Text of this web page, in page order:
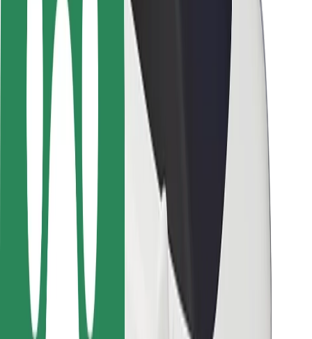
Bezpečnosť cestujúcich
Bezpečnosť vodičov
Bezpečnosť na kolobežkách
Bezpečnostný lab
Mestá
Lokality
Riešenia pre mestá
Letiská
Nabíjacie stanice Bolt
Podpora
Pre cestujúcich
Pre vodičov
Pre kuriérov